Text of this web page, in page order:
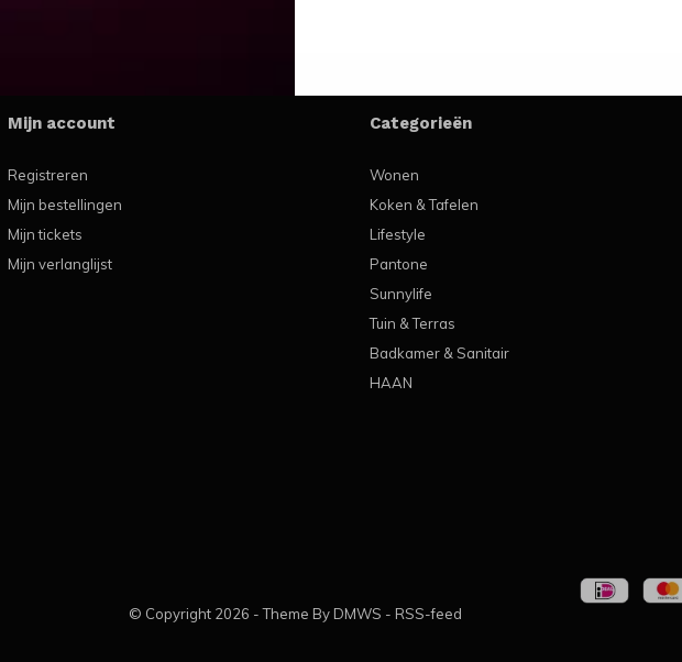
Mijn account
Registreren
Mijn bestellingen
Mijn tickets
Mijn verlanglijst
Categorieën
Wonen
Koken & Tafelen
Lifestyle
Pantone
Sunnylife
Tuin & Terras
Badkamer & Sanitair
HAAN
© Copyright 2026 - Theme By DMWS - RSS-feed